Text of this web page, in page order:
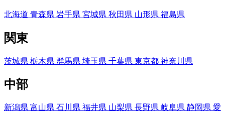
北海道 青森県 岩手県 宮城県 秋田県 山形県 福島県
関東
茨城県 栃木県 群馬県 埼玉県 千葉県 東京都 神奈川県
中部
新潟県 富山県 石川県 福井県 山梨県 長野県 岐阜県 静岡県 愛